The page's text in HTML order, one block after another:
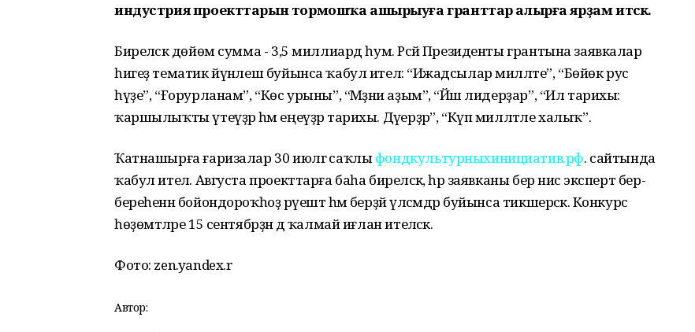
индустрия проекттарын тормошҡа ашырыуға гранттар алырға ярҙам итәсәк.
Биреләсәк дөйөм сумма - 3,5 миллиард һум. Рәсәй Президенты грантына заявкалар
һигеҙ тематик йүнәлеш буйынса ҡабул ителә: “Ижадсылар милләте”, “Бөйөк рус
һүҙе”, “Ғорурланам”, “Көс урыны”, “Мәҙәни аҙым”, “Йәш лидерҙар”, “Ил тарихы:
ҡаршылыҡты үтеүҙәр һәм еңеүҙәр тарихы. Дәүерҙәр”, “Күп милләтле халыҡ”.
Ҡатнашырға ғаризалар 30 июлгә саҡлыфондкультурныхинициатив.рф. сайтында
ҡабул ителә. Августа проекттарға баһа биреләсәк, һәр заявканы бер нисә эксперт бер-
береһенән бойондороҡһоҙ рәүештә һәм берҙәй үлсәмдәр буйынса тикшерәсәк. Конкурс
һөҙөмтәләре 15 сентябрҙән дә ҡалмай иғлан ителәсәк.
Фото: zen.yandex.r
Автор: